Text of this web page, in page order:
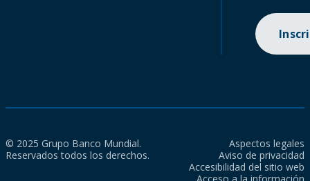
© 2025 Grupo Banco Mundial.
Reservados todos los derechos.
Aspectos legales
Aviso de privacidad
Accesibilidad del sitio web